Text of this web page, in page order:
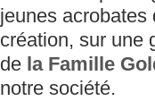
jeunes
création, sur une
de la Famille
notre société.